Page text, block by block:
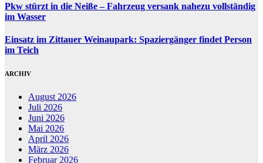
Pkw stürzt in die Neiße – Fahrzeug versank nahezu vollständig
im Wasser
Einsatz im Zittauer Weinaupark: Spaziergänger findet Person
im Teich
ARCHIV
August 2026
Juli 2026
Juni 2026
Mai 2026
April 2026
März 2026
Februar 2026